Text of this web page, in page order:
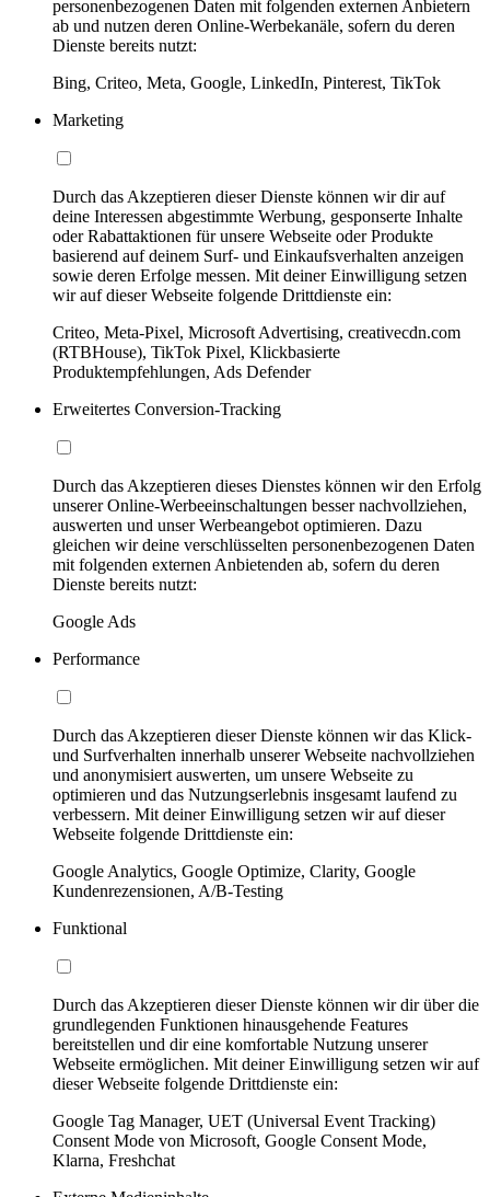
personenbezogenen Daten mit folgenden externen Anbietern
ab und nutzen deren Online-Werbekanäle, sofern du deren
Dienste bereits nutzt:
Bing, Criteo, Meta, Google, LinkedIn, Pinterest, TikTok
Marketing
Durch das Akzeptieren dieser Dienste können wir dir auf
deine Interessen abgestimmte Werbung, gesponserte Inhalte
oder Rabattaktionen für unsere Webseite oder Produkte
basierend auf deinem Surf- und Einkaufsverhalten anzeigen
sowie deren Erfolge messen. Mit deiner Einwilligung setzen
wir auf dieser Webseite folgende Drittdienste ein:
Criteo, Meta-Pixel, Microsoft Advertising, creativecdn.com
(RTBHouse), TikTok Pixel, Klickbasierte
Produktempfehlungen, Ads Defender
Erweitertes Conversion-Tracking
Durch das Akzeptieren dieses Dienstes können wir den Erfolg
unserer Online-Werbeeinschaltungen besser nachvollziehen,
auswerten und unser Werbeangebot optimieren. Dazu
gleichen wir deine verschlüsselten personenbezogenen Daten
mit folgenden externen Anbietenden ab, sofern du deren
Dienste bereits nutzt:
Google Ads
Performance
Durch das Akzeptieren dieser Dienste können wir das Klick-
und Surfverhalten innerhalb unserer Webseite nachvollziehen
und anonymisiert auswerten, um unsere Webseite zu
optimieren und das Nutzungserlebnis insgesamt laufend zu
verbessern. Mit deiner Einwilligung setzen wir auf dieser
Webseite folgende Drittdienste ein:
Google Analytics, Google Optimize, Clarity, Google
Kundenrezensionen, A/B-Testing
Funktional
Durch das Akzeptieren dieser Dienste können wir dir über die
grundlegenden Funktionen hinausgehende Features
bereitstellen und dir eine komfortable Nutzung unserer
Webseite ermöglichen. Mit deiner Einwilligung setzen wir auf
dieser Webseite folgende Drittdienste ein:
Google Tag Manager, UET (Universal Event Tracking)
Consent Mode von Microsoft, Google Consent Mode,
Klarna, Freshchat